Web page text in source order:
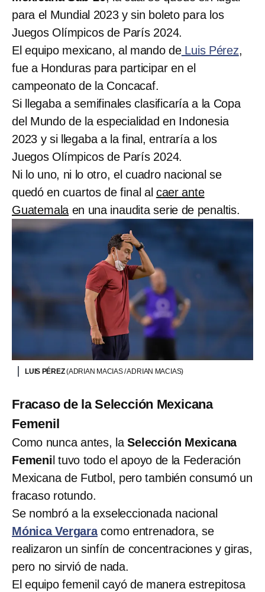
para el Mundial 2023 y sin boleto para los
Juegos Olímpicos de París 2024.
El equipo mexicano, al mando deLuis Pérez,
fue a Honduras para participar en el
campeonato de la Concacaf.
Si llegaba a semifinales clasificaría a la Copa
del Mundo de la especialidad en Indonesia
2023 y si llegaba a la final, entraría a los
Juegos Olímpicos de París 2024.
Ni lo uno, ni lo otro, el cuadro nacional se
quedó en cuartos de final al caer ante
Guatemala en una inaudita serie de penaltis.
LUIS PÉREZ(ADRIAN MACIAS / ADRIAN MACIAS)
Fracaso de la Selección Mexicana
Femenil
Como nunca antes, laSelección Mexicana
Femeni l tuvo todo el apoyo de la Federación
Mexicana de Futbol, pero también consumó un
fracaso rotundo.
Se nombró a la exseleccionada nacional
Mónica Vergara como entrenadora, se
realizaron un sinfín de concentraciones y giras,
pero no sirvió de nada.
El equipo femenil cayó de manera estrepitosa